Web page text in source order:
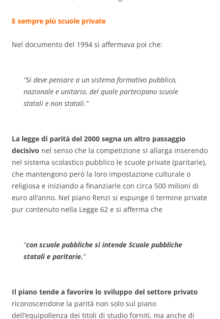
E sempre più scuole private
Nel documento del 1994 si affermava poi che:
“Si deve pensare a un sistema formativo pubblico,
nazionale e unitario, del quale partecipano scuole
statali e non statali.”
La legge di parità del 2000 segna un altro passaggio
decisivo nel senso che la competizione si allarga inserendo
nel sistema scolastico pubblico le scuole private (paritarie),
che mantengono però la loro impostazione culturale o
religiosa e iniziando a finanziarle con circa 500 milioni di
euro all’anno. Nel piano Renzi si espunge il termine private
pur contenuto nella Legge 62 e si afferma che
“con scuole pubbliche si intende Scuole pubbliche
statali e paritarie.”
Il piano tende a favorire lo sviluppo del settore privato
riconoscendone la parità non solo sul piano
dell’equipollenza dei titoli di studio forniti, ma anche di